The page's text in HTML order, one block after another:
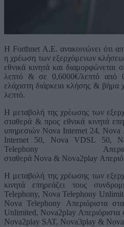
Η Forthnet Α.Ε. ανακοινώνει ότι
η χρέωση των εξερχόμενων
εθνικά κινητά και
λεπτό & σε 0,6000€/λεπτό από
ελάχιστη διάρκεια κλήσης & βήμα
λεπτό.
Η μεταβολή της χρέωσης των
σταθερά & προς εθνικά κινητά
υπηρεσιών Nova Internet 24,
Internet 50, Nova VDSL 50,
Telephony
σταθερά Nova & Nova2play
Η μεταβολή της χρέωσης των
κινητά επηρεάζει τους
Telephony, Nova Telephony
Nova Telephony Απεριόριστα
Unlimited, Nova2play
Nova2play SAT, Nova3play &